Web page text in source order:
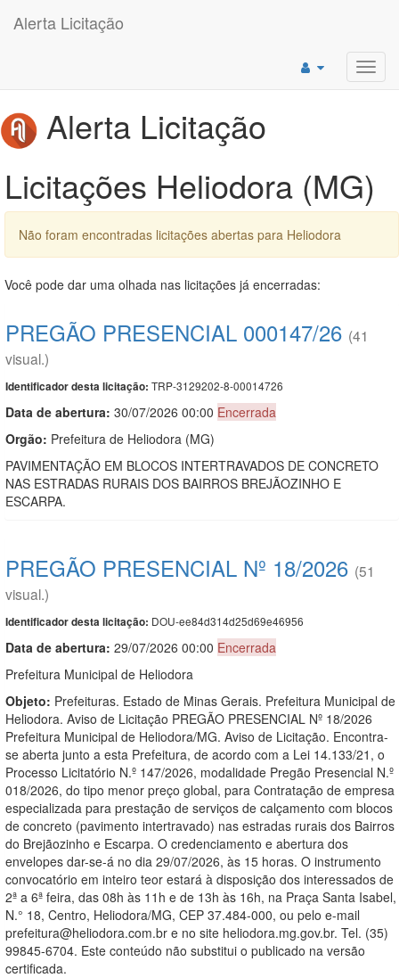
Alerta Licitação
Alerta Licitação
Licitações Heliodora (MG)
Não foram encontradas licitações abertas para Heliodora
Você pode dar uma olhada nas licitações já encerradas:
PREGÃO PRESENCIAL 000147/26 (41
visual.)
Identificador desta licitação: TRP-3129202-8-00014726
Data de abertura: 30/07/2026 00:00 Encerrada
Orgão: Prefeitura de Heliodora (MG)
PAVIMENTAÇÃO EM BLOCOS INTERTRAVADOS DE CONCRETO
NAS ESTRADAS RURAIS DOS BAIRROS BREJÃOZINHO E
ESCARPA.
PREGÃO PRESENCIAL Nº 18/2026 (51
visual.)
Identificador desta licitação: DOU-ee84d314d25d69e46956
Data de abertura: 29/07/2026 00:00 Encerrada
Prefeitura Municipal de Heliodora
Objeto: Prefeituras. Estado de Minas Gerais. Prefeitura Municipal de
Heliodora. Aviso de Licitação PREGÃO PRESENCIAL Nº 18/2026
Prefeitura Municipal de Heliodora/MG. Aviso de Licitação. Encontra-
se aberta junto a esta Prefeitura, de acordo com a Lei 14.133/21, o
Processo Licitatório N.º 147/2026, modalidade Pregão Presencial N.º
018/2026, do tipo menor preço global, para Contratação de empresa
especializada para prestação de serviços de calçamento com blocos
de concreto (pavimento intertravado) nas estradas rurais dos Bairros
do Brejãozinho e Escarpa. O credenciamento e abertura dos
envelopes dar-se-á no dia 29/07/2026, às 15 horas. O instrumento
convocatório em inteiro teor estará à disposição dos interessados de
2ª a 6ª feira, das 08h às 11h e de 13h às 16h, na Praça Santa Isabel,
N.° 18, Centro, Heliodora/MG, CEP 37.484-000, ou pelo e-mail
prefeitura@heliodora.com.br e no site heliodora.mg.gov.br. Tel. (35)
99845-6704. Este conteúdo não substitui o publicado na versão
certificada.